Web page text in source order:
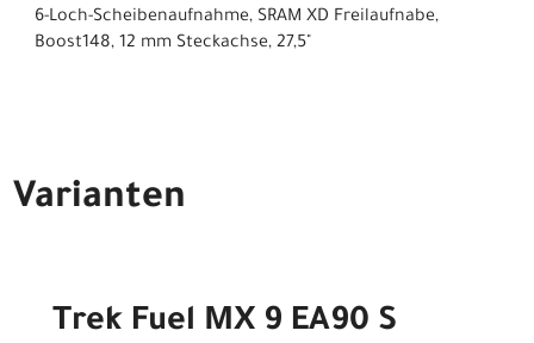
6-Loch-Scheibenaufnahme, SRAM XD Freilaufnabe,
Boost148, 12 mm Steckachse, 27,5"
Varianten
Trek Fuel MX 9 EA90 S